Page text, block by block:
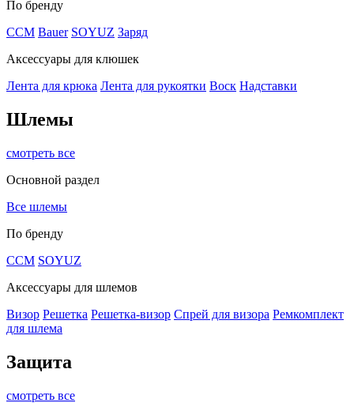
По бренду
CCM Bauer SOYUZ Заряд
Аксессуары для клюшек
Лента для крюка Лента для рукоятки Воск Надставки
Шлемы
смотреть все
Основной раздел
Все шлемы
По бренду
CCM SOYUZ
Аксессуары для шлемов
Визор Решетка Решетка-визор Спрей для визора Ремкомплект
для шлема
Защита
смотреть все